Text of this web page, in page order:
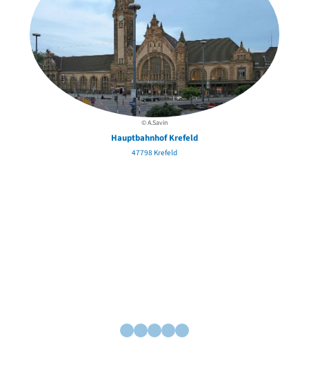
© A.Savin
Hauptbahnhof Krefeld
47798 Krefeld